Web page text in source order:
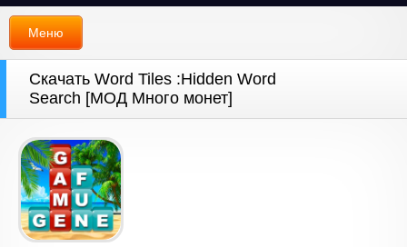
Меню
Скачать Word Tiles :Hidden Word
Search [МОД Много монет]